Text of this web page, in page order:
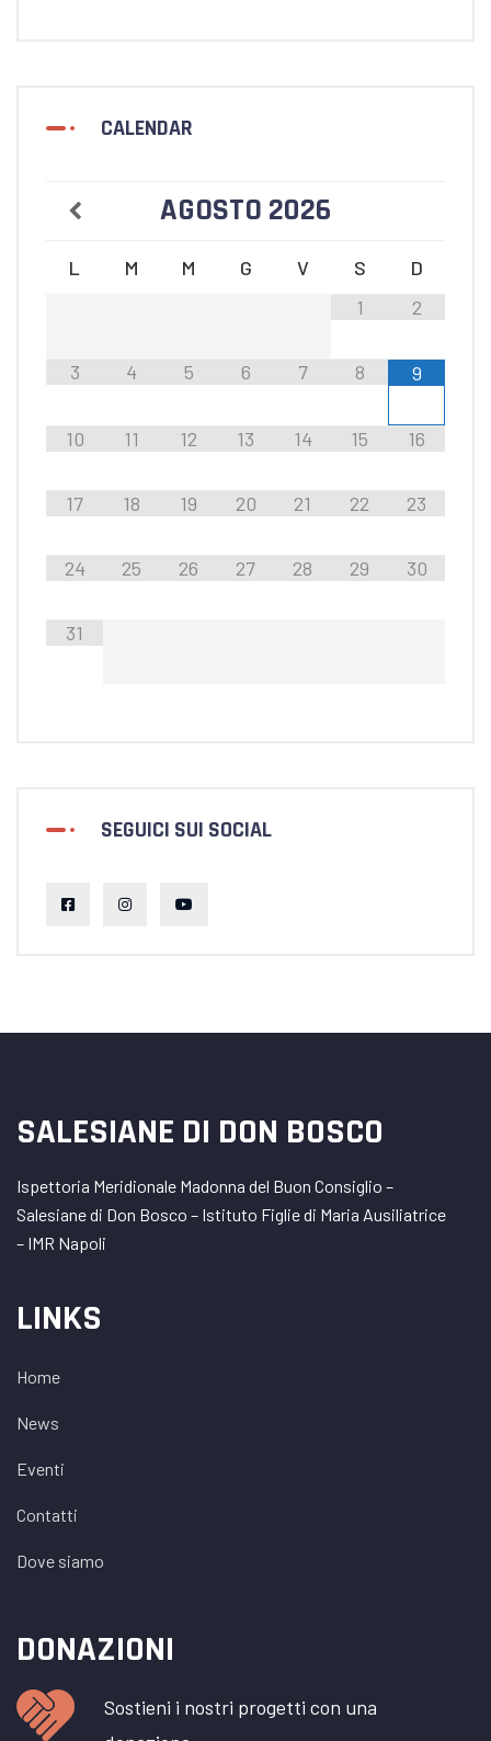
CALENDAR
AGOSTO 2026
L M M G V S
D
1
2
3 4 5 6 7 8 9
10 11 12 13 14 15 16
17 18 19 20 21 22 23
24 25 26 27 28 29 30
31
SEGUICI SUI SOCIAL
SALESIANE DI DON BOSCO
Ispettoria Meridionale Madonna del Buon Consiglio –
Salesiane di Don Bosco – Istituto Figlie di Maria Ausiliatrice
– IMR Napoli
LINKS
Home
News
Eventi
Contatti
Dove siamo
DONAZIONI
Sostieni i nostri progetti con una